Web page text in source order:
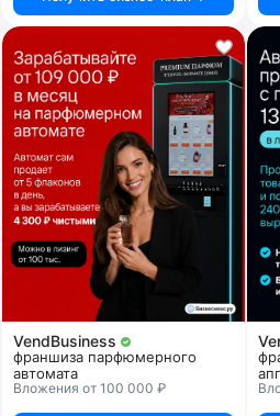
VendBusiness
франшиза парфюмерного
автомата
Вложения от 100 000 ₽